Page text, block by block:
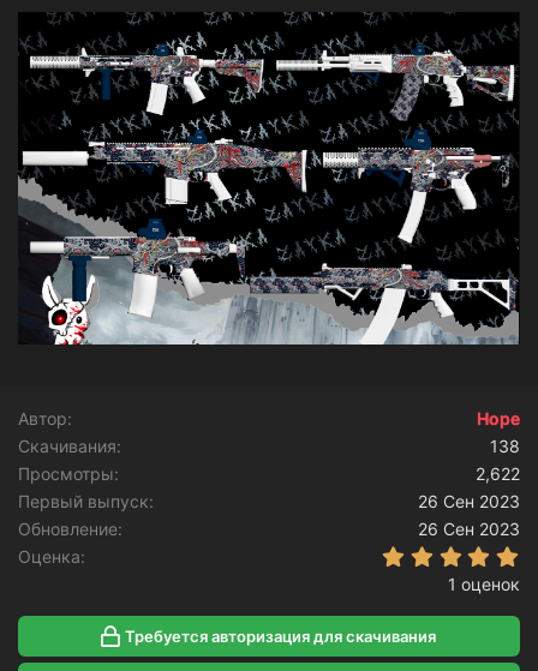
Автор
Hope
Скачивания
138
Просмотры
2,622
Первый выпуск
26 Сен 2023
Обновление
26 Сен 2023
Оценка
1 оценок
Требуется авторизация для скачивания